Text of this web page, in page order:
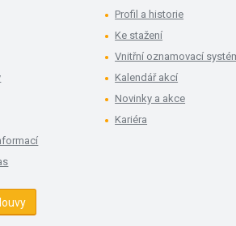
Profil a historie
Ke stažení
Vnitřní oznamovací
Kalendář akcí
Novinky a akce
Kariéra